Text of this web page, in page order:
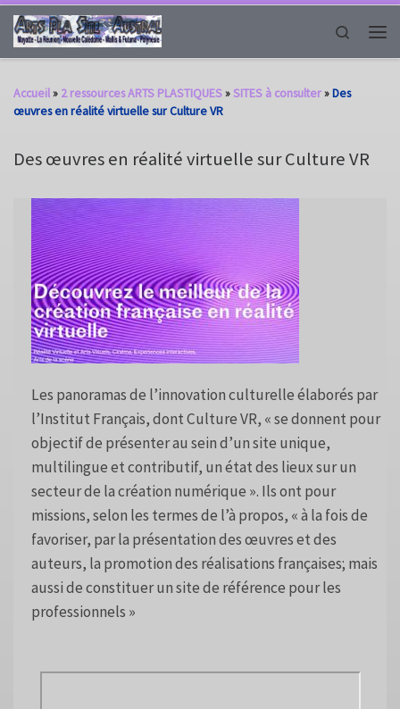
Passer au contenu
Search
Accueil» 2 ressources ARTS PLASTIQUES»SITES à consulter»Des
œuvres en réalité virtuelle sur Culture VR
Des œuvres en réalité virtuelle sur Culture VR
Les panoramas de l’innovation culturelle élaborés par
l’Institut Français, dont Culture VR, « se donnent pour
objectif de présenter au sein d’un site unique,
multilingue et contributif, un état des lieux sur un
secteur de la création numérique ». Ils ont pour
missions, selon les termes de l’à propos, « à la fois de
favoriser, par la présentation des œuvres et des
auteurs, la promotion des réalisations françaises; mais
aussi de constituer un site de référence pour les
professionnels »